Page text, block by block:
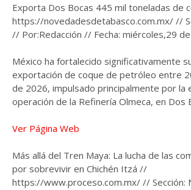
Exporta Dos Bocas 445 mil toneladas de
https://novedadesdetabasco.com.mx/ //
// Por:Redacción // Fecha: miércoles,29
México ha fortalecido significativamente
exportación de coque de petróleo entre
de 2026, impulsado principalmente por la
operación de la Refinería Olmeca, en Dos
Ver Página Web
Más allá del Tren Maya: La lucha de las
por sobrevivir en Chichén Itzá //
https://www.proceso.com.mx/ // Sección: